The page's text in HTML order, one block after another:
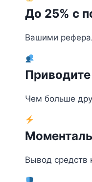
До 25% с
Вашими
Чем больше
Вывод средств